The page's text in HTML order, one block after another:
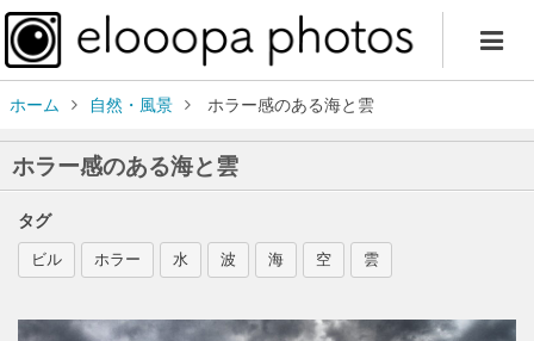
ホーム 自然・風景 ホラー感のある海と雲
ホラー感のある海と雲
タグ
ビル ホラー 水 波 海 空 雲